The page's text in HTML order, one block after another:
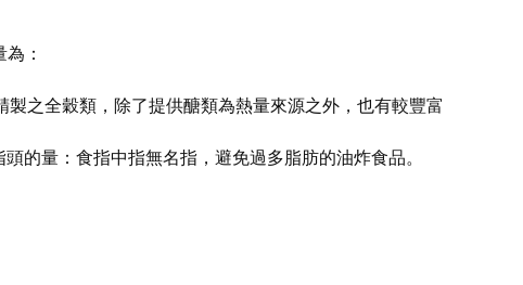
：
製之全穀類，除了提供醣類為熱量來源之外，也有較豐富
頭的量：食指中指無名指，避免過多脂肪的油炸食品。